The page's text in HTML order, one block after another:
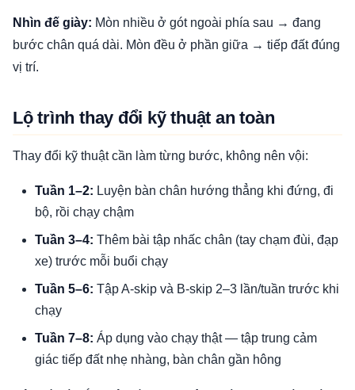
Nhìn đế giày: Mòn nhiều ở gót ngoài phía sau → đang
bước chân quá dài. Mòn đều ở phần giữa → tiếp đất đúng
vị trí.
Lộ trình thay đổi kỹ thuật an toàn
Thay đổi kỹ thuật cần làm từng bước, không nên vội:
Tuần 1–2: Luyện bàn chân hướng thẳng khi đứng, đi
bộ, rồi chạy chậm
Tuần 3–4: Thêm bài tập nhấc chân (tay chạm đùi, đạp
xe) trước mỗi buổi chạy
Tuần 5–6: Tập A-skip và B-skip 2–3 lần/tuần trước khi
chạy
Tuần 7–8: Áp dụng vào chạy thật — tập trung cảm
giác tiếp đất nhẹ nhàng, bàn chân gần hông